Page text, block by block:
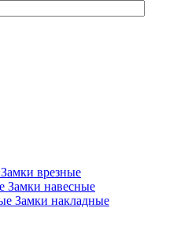
Замки врезные
Замки навесные
Замки накладные